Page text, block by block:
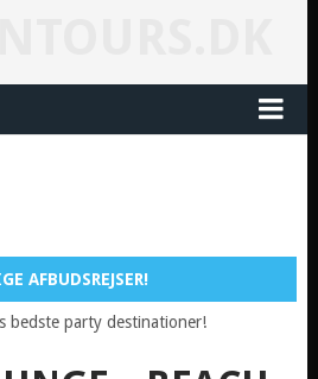
AFBUDSREJSER!
bedste party destinationer!